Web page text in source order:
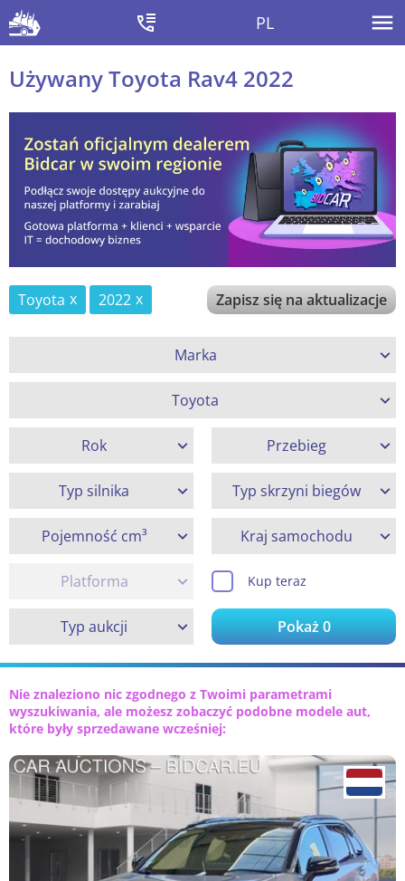
PL
Używany Toyota Rav4 2022
Toyota 2022 Zapisz się na aktualizacje
Marka
Toyota
Rok Przebieg
Typ silnika Typ skrzyni biegów
Pojemność cm³ Kraj samochodu
Platforma Kup teraz
Typ aukcji Pokaż0
Nie znaleziono nic zgodnego z Twoimi parametrami
wyszukiwania, ale możesz zobaczyć podobne modele aut,
które były sprzedawane wcześniej: